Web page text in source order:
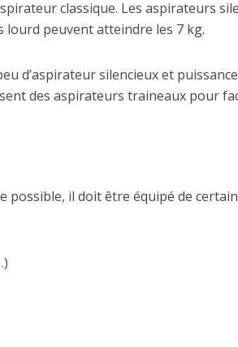
classique. Les aspirateurs
lourd peuvent atteindre les 7 kg.
d’aspirateur silencieux et
des aspirateurs traineaux pour
possible, il doit être équipé de